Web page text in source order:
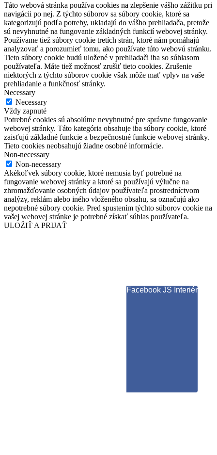
Táto webová stránka používa cookies na zlepšenie vášho zážitku pri
navigácii po nej. Z týchto súborov sa súbory cookie, ktoré sa
kategorizujú podľa potreby, ukladajú do vášho prehliadača, pretože
sú nevyhnutné na fungovanie základných funkcií webovej stránky.
Používame tiež súbory cookie tretích strán, ktoré nám pomáhajú
analyzovať a porozumieť tomu, ako používate túto webovú stránku.
Tieto súbory cookie budú uložené v prehliadači iba so súhlasom
používateľa. Máte tiež možnosť zrušiť tieto cookies. Zrušenie
niektorých z týchto súborov cookie však môže mať vplyv na vaše
prehliadanie a funkčnosť stránky.
Necessary
Necessary
Vždy zapnuté
Potrebné cookies sú absolútne nevyhnutné pre správne fungovanie
webovej stránky. Táto kategória obsahuje iba súbory cookie, ktoré
zaisťujú základné funkcie a bezpečnostné funkcie webovej stránky.
Tieto cookies neobsahujú žiadne osobné informácie.
Non-necessary
Non-necessary
Akékoľvek súbory cookie, ktoré nemusia byť potrebné na
fungovanie webovej stránky a ktoré sa používajú výlučne na
zhromažďovanie osobných údajov používateľa prostredníctvom
analýzy, reklám alebo iného vloženého obsahu, sa označujú ako
nepotrebné súbory cookie. Pred spustením týchto súborov cookie na
vašej webovej stránke je potrebné získať súhlas používateľa.
ULOŽIŤ A PRIJAŤ
Facebook JS Interiér